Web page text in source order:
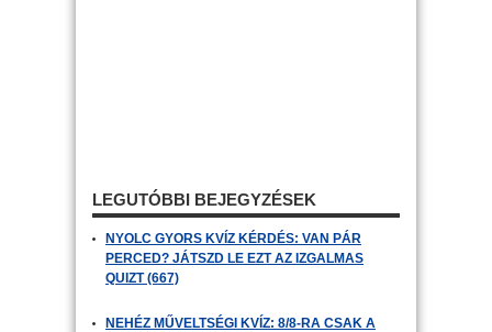
LEGUTÓBBI BEJEGYZÉSEK
NYOLC GYORS KVÍZ KÉRDÉS: VAN PÁR
PERCED? JÁTSZD LE EZT AZ IZGALMAS
QUIZT (667)
NEHÉZ MŰVELTSÉGI KVÍZ: 8/8-RA CSAK A